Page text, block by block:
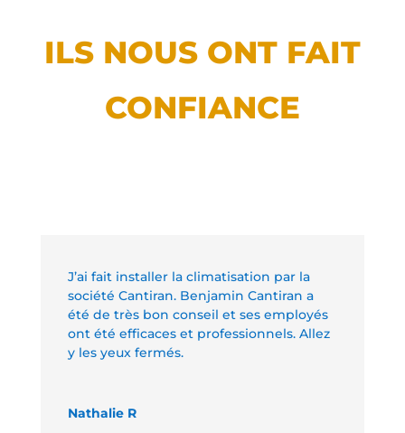
ILS NOUS ONT FAIT
CONFIANCE
J’ai fait installer la climatisation par la
société Cantiran. Benjamin Cantiran a
été de très bon conseil et ses employés
ont été efficaces et professionnels. Allez
y les yeux fermés.
Nathalie R